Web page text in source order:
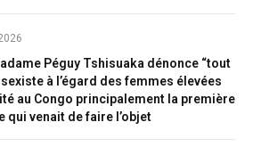
Péguy Tshisuaka dénonce “tout
à l’égard des femmes élevées
au Congo principalement la première
qui venait de faire l’objet